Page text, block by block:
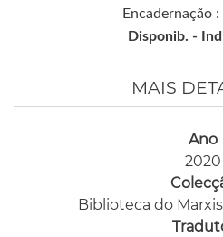
Encadernação
Disponib. -
MAIS
Ano
2020
Biblioteca do